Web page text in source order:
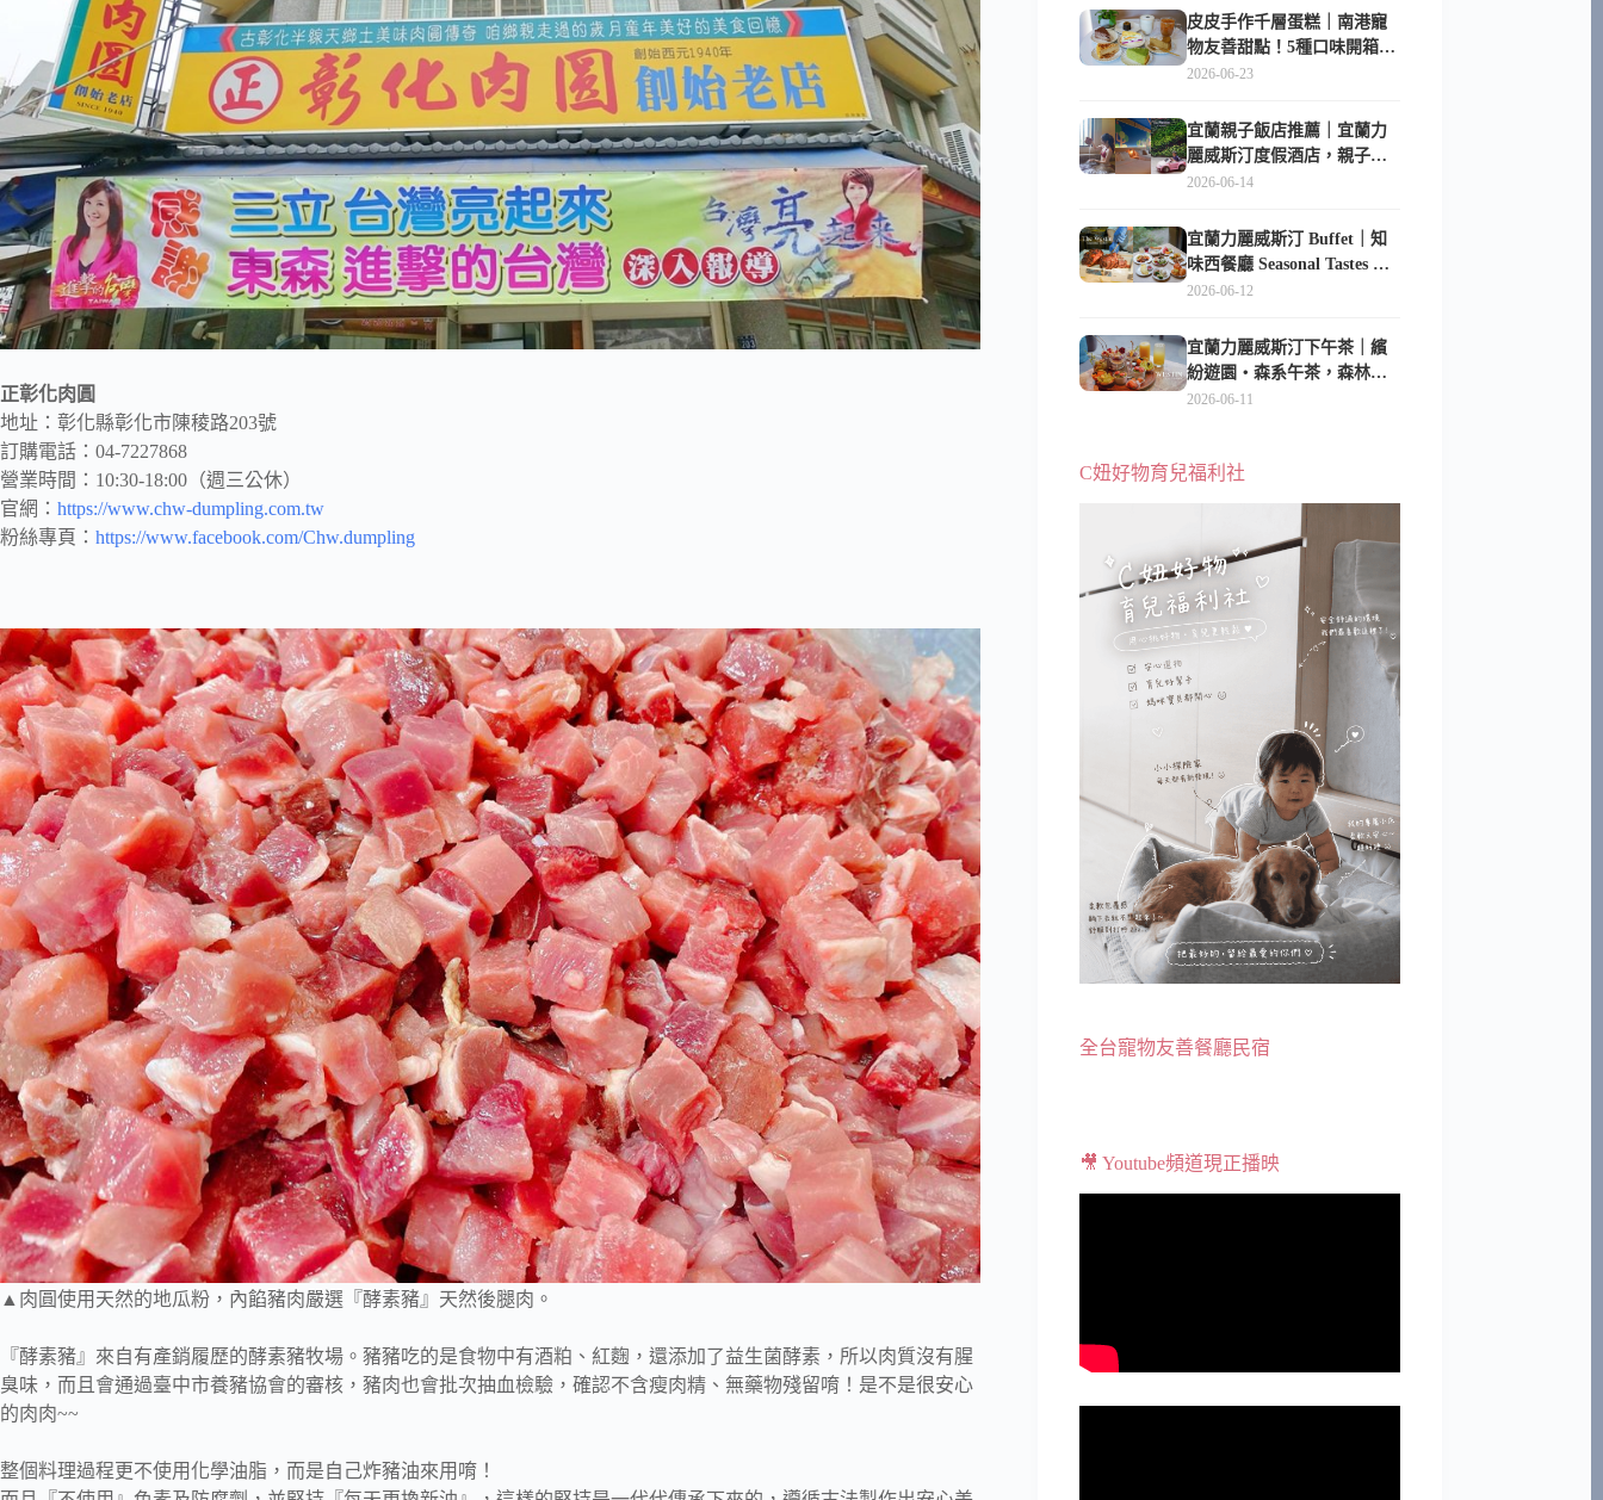
正彰化肉圓
地址：彰化縣彰化市陳稜路203號
訂購電話：04-7227868
營業時間：10:30-18:00（週三公休）
官網： https://www.chw-dumpling.com.tw
粉絲專頁： https://www.facebook.com/Chw.dumpling
▲肉圓使用天然的地瓜粉，內餡豬肉嚴選『酵素豬』天然後腿肉。
『酵素豬』來自有產銷履歷的酵素豬牧場。豬豬吃的是食物中有酒粕、紅麴，還添加了益生菌酵素，所以肉質沒有腥
臭味，而且會通過臺中市養豬協會的審核，豬肉也會批次抽血檢驗，確認不含瘦肉精、無藥物殘留唷！是不是很安心
的肉肉~~
整個料理過程更不使用化學油脂，而是自己炸豬油來用唷！
皮皮手作千層蛋糕｜南港寵
物友善甜點！5種口味開箱，
比Lady M便宜一半的台北隱
2026-06-23
宜蘭親子飯店推薦｜宜蘭力
麗威斯汀度假酒店，親子
房、Buffet、泳池、兒童俱樂
2026-06-14
宜蘭力麗威斯汀 Buffet｜知
味西餐廳 Seasonal Tastes 晚
餐早餐吃什麼？
2026-06-12
宜蘭力麗威斯汀下午茶｜繽
紛遊園・森系午茶，森林系
甜點超好拍
2026-06-11
C妞好物育兒福利社
全台寵物友善餐廳民宿
🎥 Youtube頻道現正播映